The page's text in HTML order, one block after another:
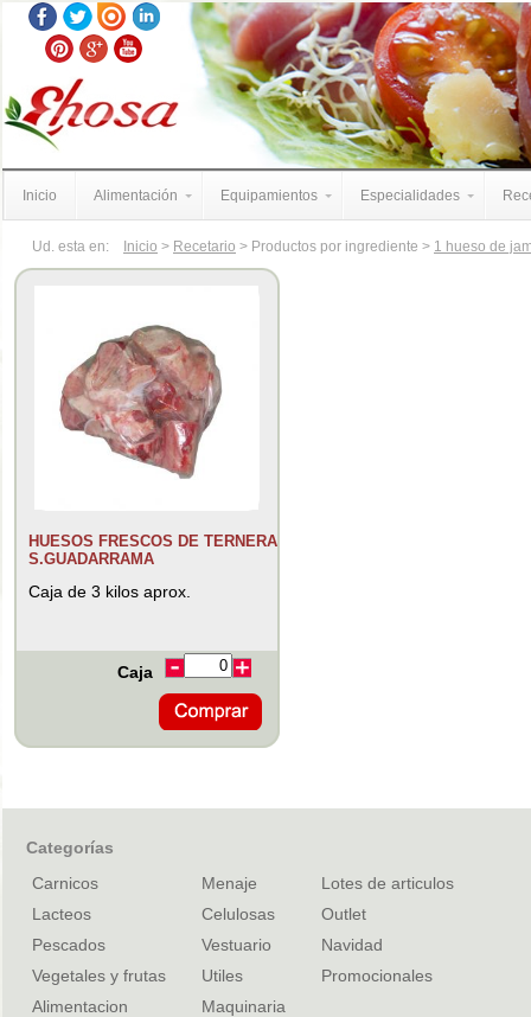
Inicio Alimentación Equipamientos Especialidades
Ud. esta en: Inicio > Recetario > Productos por ingrediente > 1 hueso de
HUESOS FRESCOS DE TERNERA
S.GUADARRAMA
Caja de 3 kilos aprox.
Caja
Categorías
Carnicos
Lacteos
Pescados
Vegetales y frutas
Alimentacion
Menaje
Celulosas
Vestuario
Utiles
Maquinaria
Lotes de articulos
Outlet
Navidad
Promocionales